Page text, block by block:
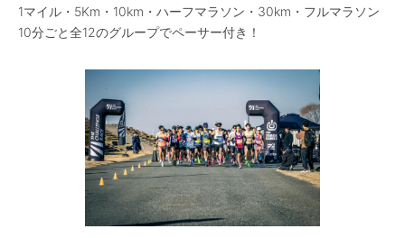
1マイル・5Km・10km・ハーフマラソン・30km・フルマラソン
10分ごと全12のグループでペーサー付き！